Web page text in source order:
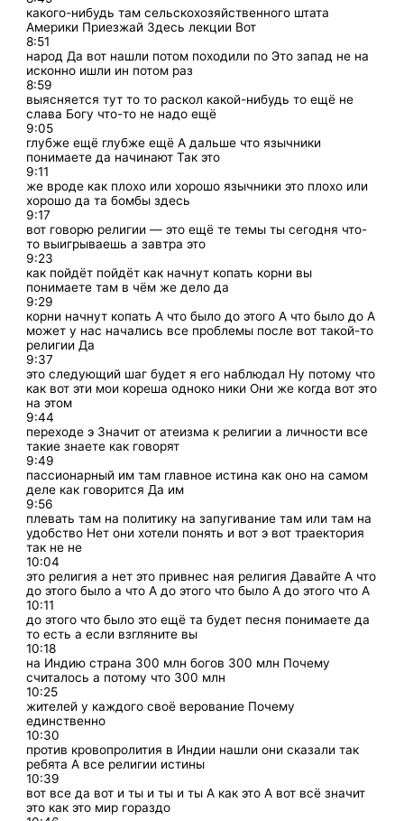
какого-нибудь там сельскохозяйственного штата
Америки Приезжай Здесь лекции Вот
8:51
народ Да вот нашли потом походили по Это запад не на
исконно ишли ин потом раз
8:59
выясняется тут то то раскол какой-нибудь то ещё не
слава Богу что-то не надо ещё
9:05
глубже ещё глубже ещё А дальше что язычники
понимаете да начинают Так это
9:11
же вроде как плохо или хорошо язычники это плохо или
хорошо да та бомбы здесь
9:17
вот говорю религии — это ещё те темы ты сегодня что-
то выигрываешь а завтра это
9:23
как пойдёт пойдёт как начнут копать корни вы
понимаете там в чём же дело да
9:29
корни начнут копать А что было до этого А что было до А
может у нас начались все проблемы после вот такой-то
религии Да
9:37
это следующий шаг будет я его наблюдал Ну потому что
как вот эти мои кореша одноко ники Они же когда вот это
на этом
9:44
переходе э Значит от атеизма к религии а личности все
такие знаете как говорят
9:49
пассионарный им там главное истина как оно на самом
деле как говорится Да им
9:56
плевать там на политику на запугивание там или там на
удобство Нет они хотели понять и вот э вот траектория
так не не
10:04
это религия а нет это привнес ная религия Давайте А что
до этого было а что А до этого что было А до этого что А
10:11
до этого что было это ещё та будет песня понимаете да
то есть а если взгляните вы
10:18
на Индию страна 300 млн богов 300 млн Почему
считалось а потому что 300 млн
10:25
жителей у каждого своё верование Почему
единственно
10:30
против кровопролития в Индии нашли они сказали так
ребята А все религии истины
10:39
вот все да вот и ты и ты и ты А как это А вот всё значит
это как это мир гораздо